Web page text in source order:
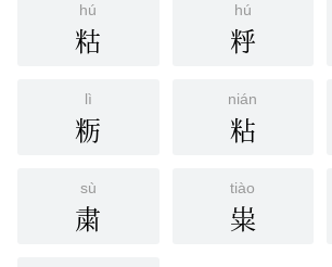
hú
䊀
hú
䉿
lì
粝
nián
粘
sù
粛
tiào
粜